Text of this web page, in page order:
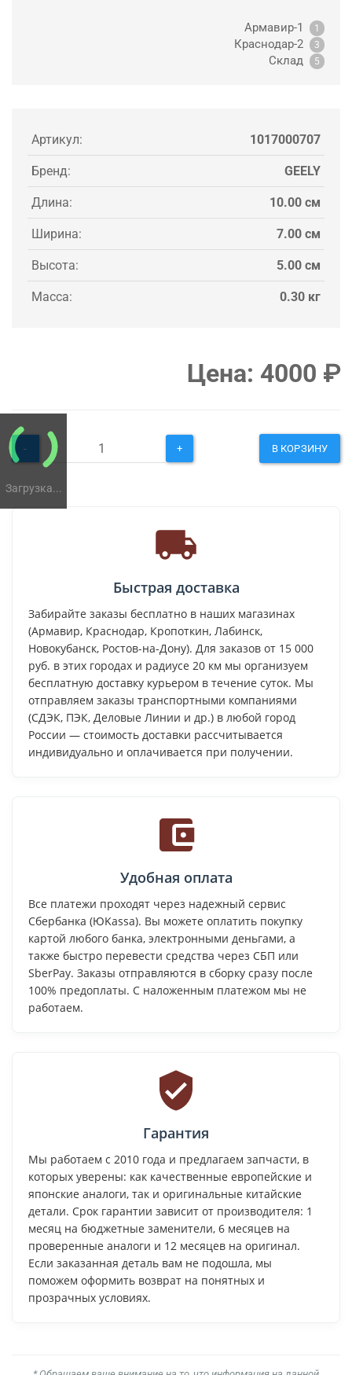
Загрузка...
Армавир-1 1
Краснодар-2 3
Склад 5
Артикул: 1017000707
Бренд: GEELY
Длина: 10.00 см
Ширина: 7.00 см
Высота: 5.00 см
Масса: 0.30 кг
Цена: 4000 ₽
- + В КОРЗИНУ
Быстрая доставка
Забирайте заказы бесплатно в наших магазинах
(Армавир, Краснодар, Кропоткин, Лабинск,
Новокубанск, Ростов-на-Дону). Для заказов от 15 000
руб. в этих городах и радиусе 20 км мы организуем
бесплатную доставку курьером в течение суток. Мы
отправляем заказы транспортными компаниями
(СДЭК, ПЭК, Деловые Линии и др.) в любой город
России — стоимость доставки рассчитывается
индивидуально и оплачивается при получении.
Удобная оплата
Все платежи проходят через надежный сервис
Сбербанка (ЮKassa). Вы можете оплатить покупку
картой любого банка, электронными деньгами, а
также быстро перевести средства через СБП или
SberPay. Заказы отправляются в сборку сразу после
100% предоплаты. С наложенным платежом мы не
работаем.
Гарантия
Мы работаем с 2010 года и предлагаем запчасти, в
которых уверены: как качественные европейские и
японские аналоги, так и оригинальные китайские
детали. Срок гарантии зависит от производителя: 1
месяц на бюджетные заменители, 6 месяцев на
проверенные аналоги и 12 месяцев на оригинал.
Если заказанная деталь вам не подошла, мы
поможем оформить возврат на понятных и
прозрачных условиях.